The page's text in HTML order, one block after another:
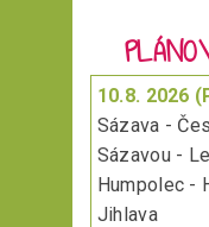
10.8. 2026
Sázava -
Sázavou -
Humpolec -
Jihlava